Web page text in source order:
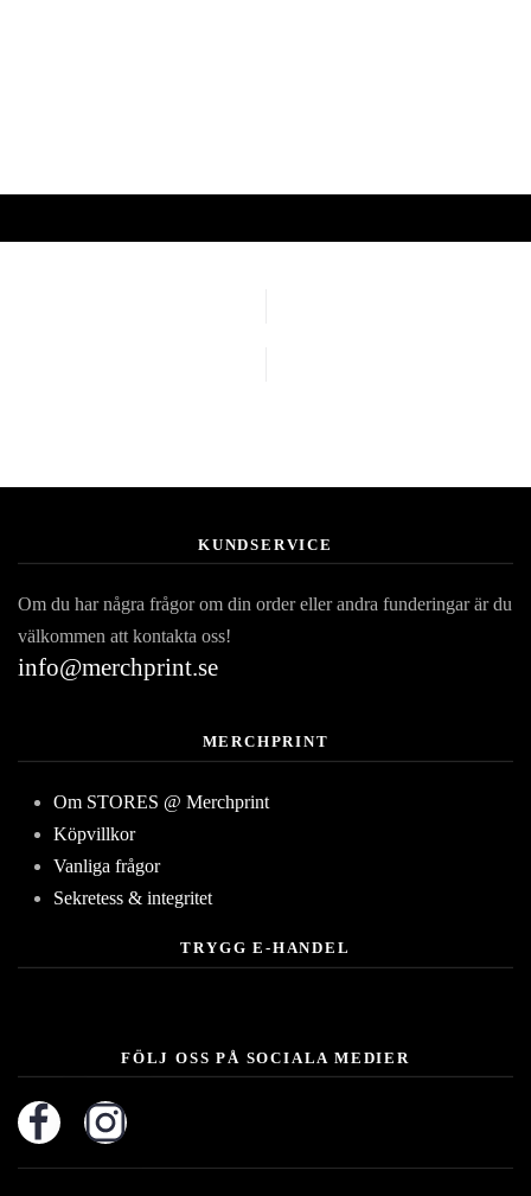
KUNDSERVICE
Om du har några frågor om din order eller andra funderingar är du
välkommen att kontakta oss!
info@merchprint.se
MERCHPRINT
Om STORES @ Merchprint
Köpvillkor
Vanliga frågor
Sekretess & integritet
TRYGG E-HANDEL
FÖLJ OSS PÅ SOCIALA MEDIER